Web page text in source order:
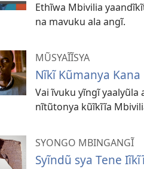
Ethĩwa Mbivilia
na mavuku ala angĩ.
MŨSYAĨĨSYA
Nĩkĩ Kũmanya
Vai ĩvuku yĩngĩ
nĩtũtonya kũĩkĩĩa
SYONGO MBINGANGĨ
Syĩndũ sya Tene